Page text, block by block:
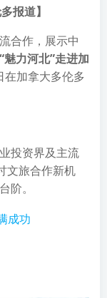
报道】
合作，展示中
“魅力河北”走进加
加拿大多伦多
投资界及主流
文旅合作新机
阶。